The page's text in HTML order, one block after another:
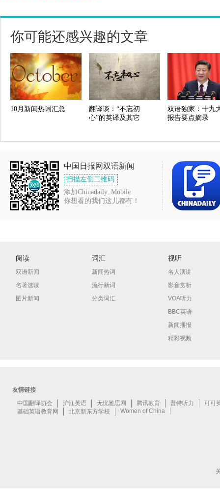
你可能还感兴趣的文章
10月新闻热词汇总
翻译谈：“不忘初
心”的英译及其它
双语独家：十九
报告要点摘录
中国日报网双语新闻
扫描左侧二维码
添加Chinadaily_Mobile
你想看的我们这儿都有！
阅读
双语新闻
名著选读
图片新闻
词汇
新闻热词
流行新词
分类词汇
视听
名人演讲
影音赏析
VOA听力
BBC英语
新闻播报
精彩视频